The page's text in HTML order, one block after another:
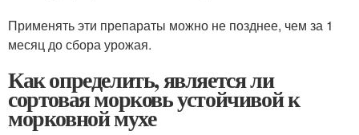
Применять эти препараты можно не позднее, чем за 1
месяц до сбора урожая.
Как определить, является ли
сортовая морковь устойчивой к
морковной мухе